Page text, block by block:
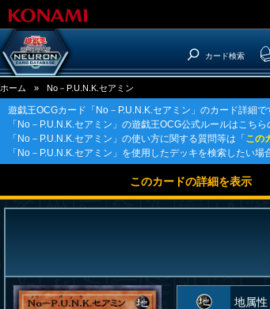
カード検索
ホーム » No－P.U.N.K.セアミン
遊戯王OCGカード「No－P.U.N.K.セアミン」のカード詳細で
「No－P.U.N.K.セアミン」の遊戯王OCG公式ルールはこち
「No－P.U.N.K.セアミン」の使い方に関する質問等は「 この
「No－P.U.N.K.セアミン」を使用したデッキを検索したい場
このカードの詳細を表示
地属性